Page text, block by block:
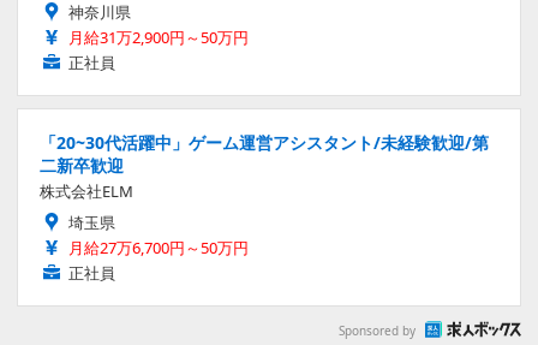
神奈川県
月給31万2,900円～50万円
正社員
「20~30代活躍中」ゲーム運営アシスタント/未経験歓迎/第
二新卒歓迎
株式会社ELM
埼玉県
月給27万6,700円～50万円
正社員
Sponsored by